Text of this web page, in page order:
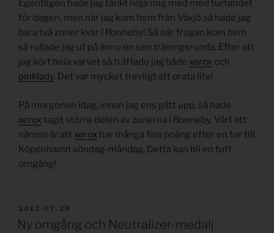
Egentligen hade jag tänkt nöja mig med med turfandet
för dagen, men när jag kom hem från Växjö så hade jag
bara två zoner kvar i Ronneby! Så när frugan kom hem
så rullade jag ut på ännu en sen träningsrunda. Efter att
jag kört hela varvet så träffade jag både xerox och
pinklady. Det var mycket trevligt att prata lite!
På morgonen idag, innan jag ens gått upp, så hade
xerox tagit större delen av zonerna i Ronneby. Värt att
nämna är att xerox har många fina poäng efter en tur till
Köpenhamn söndag-måndag, Detta kan bli en tuff
omgång!
PUBLICERAT
2012-07-29
Ny omgång och Neutralizer-medalj